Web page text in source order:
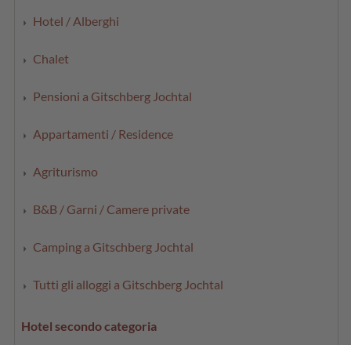
Hotel / Alberghi
Chalet
Pensioni a Gitschberg Jochtal
Appartamenti / Residence
Agriturismo
B&B / Garni / Camere private
Camping a Gitschberg Jochtal
Tutti gli alloggi a Gitschberg Jochtal
Hotel secondo categoria